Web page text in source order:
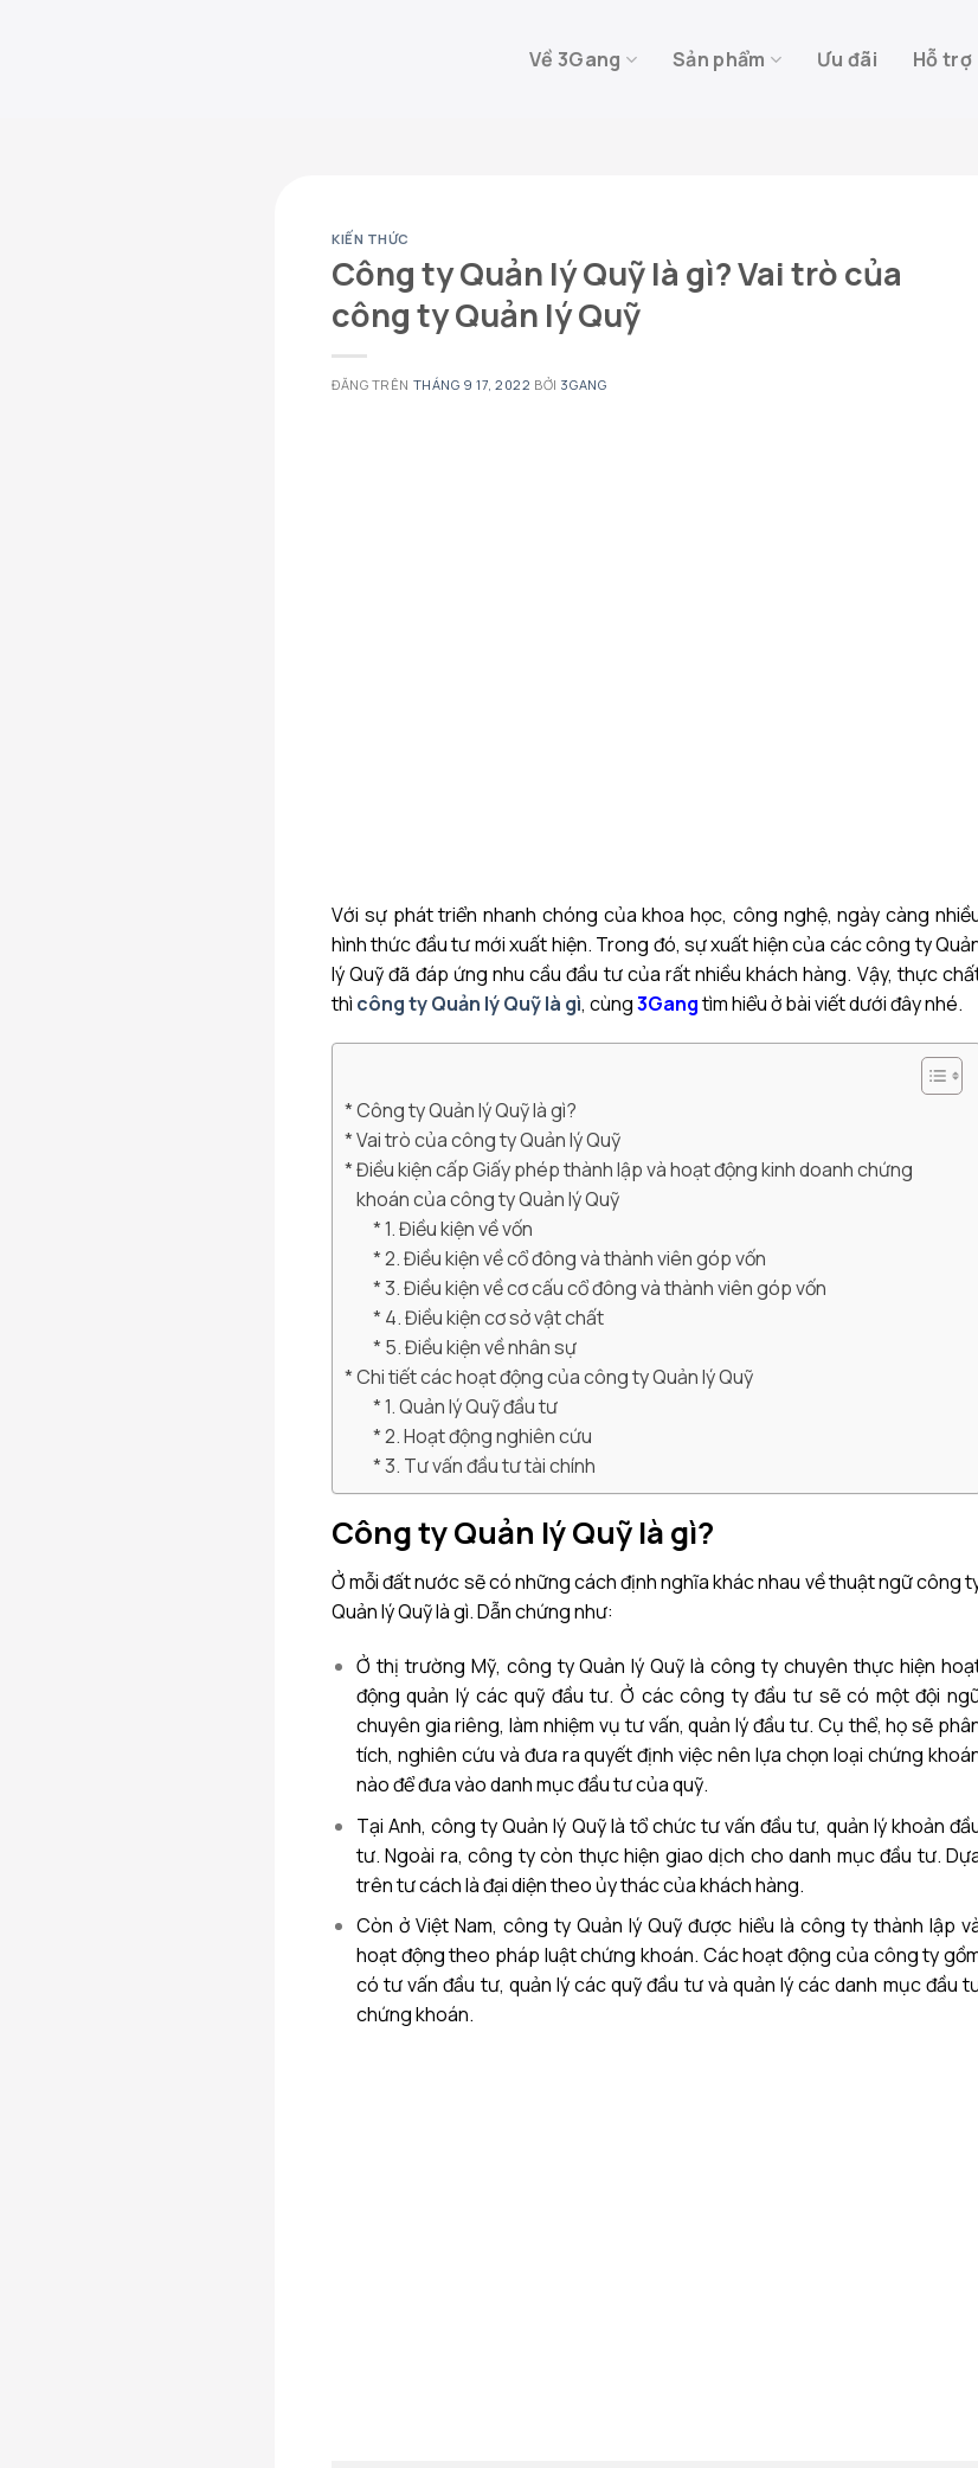
Về 3Gang Sản phẩm Ưu đãi Hỗ trợ
KIẾN THỨC
Công ty Quản lý Quỹ là gì? Vai trò của
công ty Quản lý Quỹ
ĐĂNG TRÊN THÁNG 9 17, 2022 BỞI 3GANG
Với sự phát triển nhanh chóng của khoa học, công nghệ, ngày càng
hình thức đầu tư mới xuất hiện. Trong đó, sự xuất hiện của các công ty
lý Quỹ đã đáp ứng nhu cầu đầu tư của rất nhiều khách hàng. Vậy, thực
thì công ty Quản lý Quỹ là gì, cùng3Gangtìm hiểu ở bài viết dưới đây nhé.
Công ty Quản lý Quỹ là gì?
Vai trò của công ty Quản lý Quỹ
Điều kiện cấp Giấy phép thành lập và hoạt động kinh doanh chứng
khoán của công ty Quản lý Quỹ
1. Điều kiện về vốn
2. Điều kiện về cổ đông và thành viên góp vốn
3. Điều kiện về cơ cấu cổ đông và thành viên góp vốn
4. Điều kiện cơ sở vật chất
5. Điều kiện về nhân sự
Chi tiết các hoạt động của công ty Quản lý Quỹ
1. Quản lý Quỹ đầu tư
2. Hoạt động nghiên cứu
3. Tư vấn đầu tư tài chính
Công ty Quản lý Quỹ là gì?
Ở mỗi đất nước sẽ có những cách định nghĩa khác nhau về thuật ngữ công
Quản lý Quỹ là gì. Dẫn chứng như:
Ở thị trường Mỹ, công ty Quản lý Quỹ là công ty chuyên thực hiện
động quản lý các quỹ đầu tư. Ở các công ty đầu tư sẽ có một đội
chuyên gia riêng, làm nhiệm vụ tư vấn, quản lý đầu tư. Cụ thể, họ sẽ
tích, nghiên cứu và đưa ra quyết định việc nên lựa chọn loại chứng
nào để đưa vào danh mục đầu tư của quỹ.
Tại Anh, công ty Quản lý Quỹ là tổ chức tư vấn đầu tư, quản lý khoản
tư. Ngoài ra, công ty còn thực hiện giao dịch cho danh mục đầu tư.
trên tư cách là đại diện theo ủy thác của khách hàng.
Còn ở Việt Nam, công ty Quản lý Quỹ được hiểu là công ty thành lập
hoạt động theo pháp luật chứng khoán. Các hoạt động của công ty
có tư vấn đầu tư, quản lý các quỹ đầu tư và quản lý các danh mục đầu
chứng khoán.